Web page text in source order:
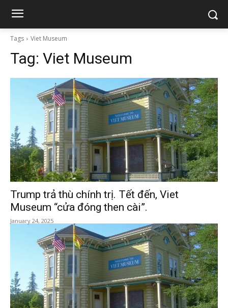
Tags Viet Museum
Tag: Viet Museum
Trump trả thù chính trị. Tết đến, Viet
Museum “cửa đóng then cài”.
January 24, 2025